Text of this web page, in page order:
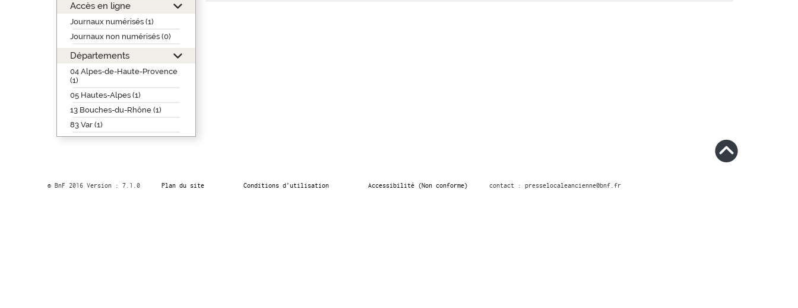
Accès en ligne
Journaux numérisés (1)
Journaux non numérisés (0)
Départements
04 Alpes-de-Haute-Provence
(1)
05 Hautes-Alpes (1)
13 Bouches-du-Rhône (1)
83 Var (1)
© BnF 2016 Version : 7.1.0 Plan du site Conditions d’utilisation Accessibilité (Non conforme) contact : presselocaleancienne@bnf.fr